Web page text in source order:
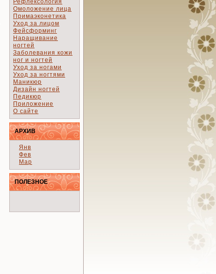
Рефлексология
Омоложение лица
Примаэконетика
Уход за лицом
Фейсформинг
Наращивание
ногтей
Заболевания кожи
ног и ногтей
Уход за ногами
Уход за ногтями
Маникюр
Дизайн ногтей
Педикюр
Приложение
О сайте
АРХИВ
Янв
Фев
Мар
ПОЛЕЗНОЕ